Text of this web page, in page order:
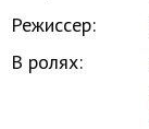
Режиссер:
В ролях: